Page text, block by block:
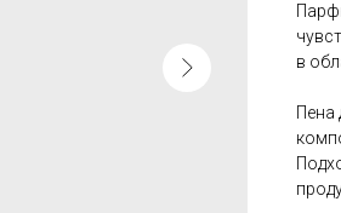
в
Пена